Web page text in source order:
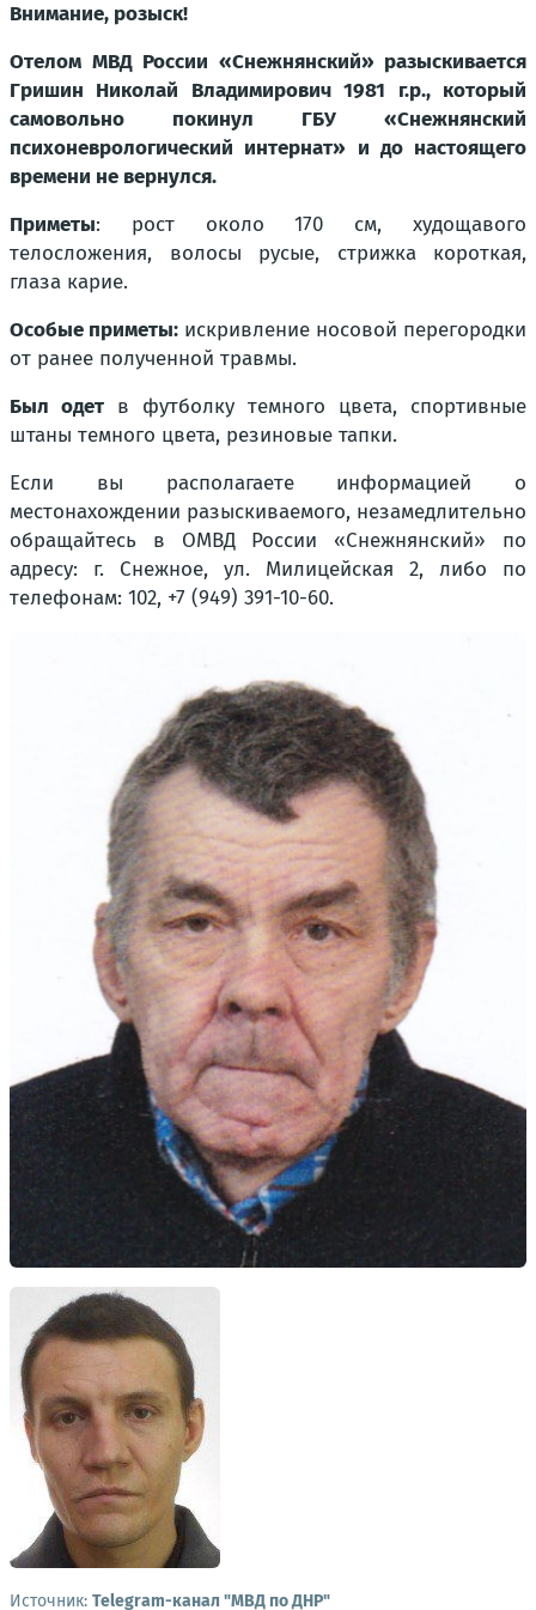
Внимание, розыск!
Отелом МВД России «Снежнянский» разыскивается
Гришин Николай Владимирович 1981 г.р., который
самовольно покинул ГБУ «Снежнянский
психоневрологический интернат» и до настоящего
времени не вернулся.
Приметы: рост около 170 см, худощавого
телосложения, волосы русые, стрижка короткая,
глаза карие.
Особые приметы: искривление носовой перегородки
от ранее полученной травмы.
Был одет в футболку темного цвета, спортивные
штаны темного цвета, резиновые тапки.
Если вы располагаете информацией о
местонахождении разыскиваемого, незамедлительно
обращайтесь в ОМВД России «Снежнянский» по
адресу: г. Снежное, ул. Милицейская 2, либо по
телефонам: 102, +7 (949) 391-10-60.
Источник: Telegram-канал "МВД по ДНР"